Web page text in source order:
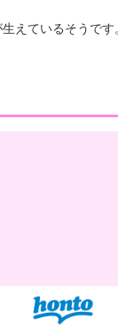
えているそうで